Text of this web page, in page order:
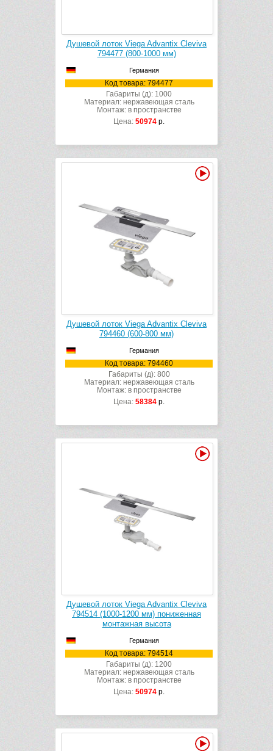
Душевой лоток Viega Advantix Cleviva
794477 (800-1000 мм)
Германия
Код товара: 794477
Габариты (д): 1000
Материал: нержавеющая сталь
Монтаж: в пространстве
Цена: 50974 р.
Душевой лоток Viega Advantix Cleviva
794460 (600-800 мм)
Германия
Код товара: 794460
Габариты (д): 800
Материал: нержавеющая сталь
Монтаж: в пространстве
Цена: 58384 р.
Душевой лоток Viega Advantix Cleviva
794514 (1000-1200 мм) пониженная
монтажная высота
Германия
Код товара: 794514
Габариты (д): 1200
Материал: нержавеющая сталь
Монтаж: в пространстве
Цена: 50974 р.